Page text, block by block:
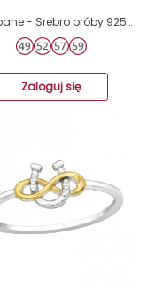
Posypane - Srebro próby 925 Srebrne pierścionki A4S6486
Zaloguj się